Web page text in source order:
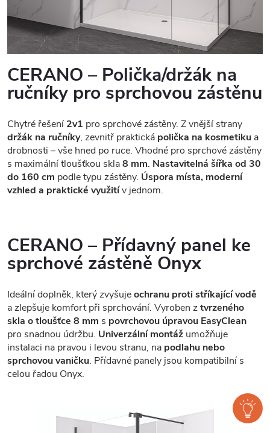
CERANO – Polička/držák na
ručníky pro sprchovou zástěnu
Chytré řešení2v1 pro sprchové zástěny. Z vnější strany
držák na ručníky, zevnitř praktická polička na kosmetiku a
drobnosti – vše hned po ruce. Vhodné pro sprchové zástěny
s maximální tloušťkou skla8 mm. Nastavitelná šířka od 30
do 160 cm podle typu zástěny. Úspora místa, moderní
vzhled a praktické využitív jednom.
CERANO – Přídavný panel ke
sprchové zástěně Onyx
Ideální doplněk, který zvyšujeochranu proti stříkající vodě
a zlepšuje komfort při sprchování. Vyroben ztvrzeného
skla o tloušťce 8 mm s povrchovou úpravou EasyClean
pro snadnou údržbu. Univerzální montáž umožňuje
instalaci na pravou i levou stranu, na podlahu nebo
sprchovou vaničku. Přídavné panely jsou kompatibilní s
celou řadou Onyx.